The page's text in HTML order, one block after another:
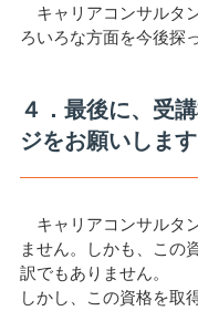
キャリアコンサルタ
ろいろな方面を今後探
４．最後に、受
ジをお願いします
キャリアコンサルタ
ません。しかも、この
訳でもありません。
しかし、この資格を取